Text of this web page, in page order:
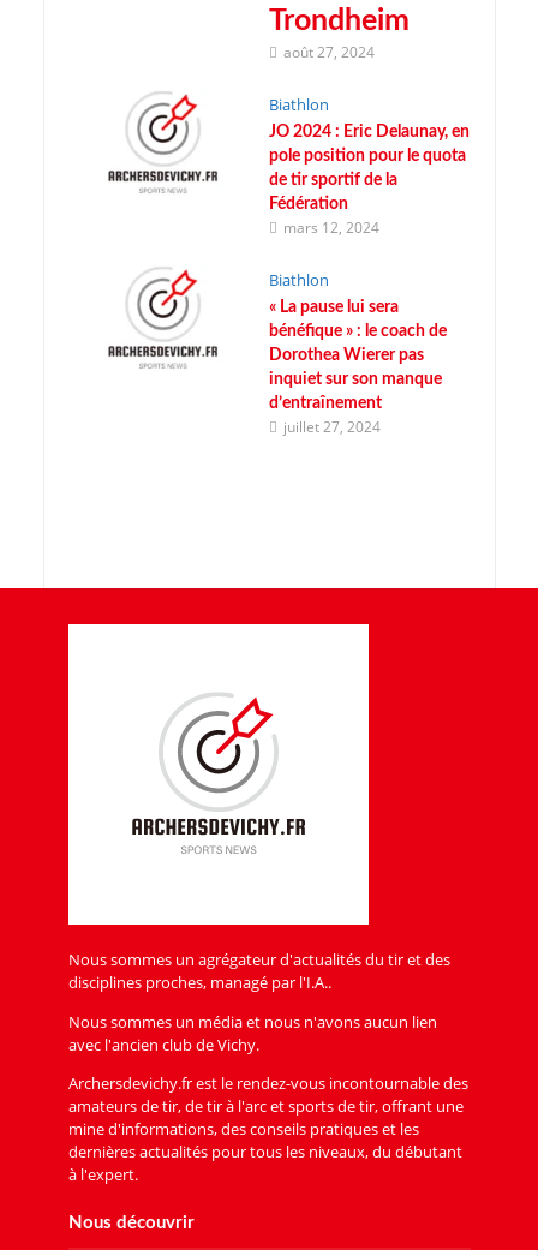
Trondheim
août 27, 2024
Biathlon
JO 2024 : Eric Delaunay, en
pole position pour le quota
de tir sportif de la
Fédération
mars 12, 2024
Biathlon
« La pause lui sera
bénéfique » : le coach de
Dorothea Wierer pas
inquiet sur son manque
d’entraînement
juillet 27, 2024
Nous sommes un agrégateur d'actualités du tir et des
disciplines proches, managé par l'I.A..
Nous sommes un média et nous n'avons aucun lien
avec l'ancien club de Vichy.
Archersdevichy.fr est le rendez-vous incontournable des
amateurs de tir, de tir à l'arc et sports de tir, offrant une
mine d'informations, des conseils pratiques et les
dernières actualités pour tous les niveaux, du débutant
à l'expert.
Nous découvrir